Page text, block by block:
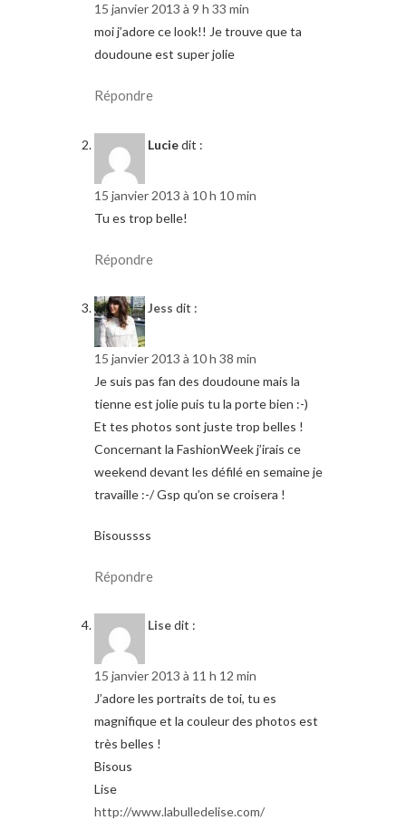
15 janvier 2013 à 9 h 33 min
moi j’adore ce look!! Je trouve que ta
doudoune est super jolie
Répondre
Luciedit :
15 janvier 2013 à 10 h 10 min
Tu es trop belle!
Répondre
Jess dit :
15 janvier 2013 à 10 h 38 min
Je suis pas fan des doudoune mais la
tienne est jolie puis tu la porte bien :-)
Et tes photos sont juste trop belles !
Concernant la FashionWeek j’irais ce
weekend devant les défilé en semaine je
travaille :-/ Gsp qu’on se croisera !
Bisoussss
Répondre
Lisedit :
15 janvier 2013 à 11 h 12 min
J’adore les portraits de toi, tu es
magnifique et la couleur des photos est
très belles !
Bisous
Lise
http://www.labulledelise.com/